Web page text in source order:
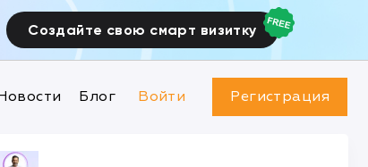
Создайте свою смарт визитку
Блог Войти Регистрация